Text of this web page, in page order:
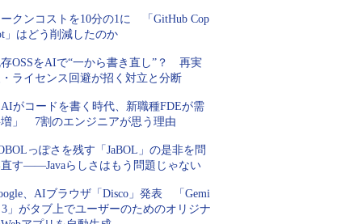
クンコストを10分の1に 「GitHub Cop
」はどう削減したのか
OSSをAIで“一から書き直し”？ 再実
ライセンス回避が招く対立と分断
がコードを書く時代、新職種FDEが需
」 7割のエンジニアが思う理由
っぽさを残す「JaBOL」の是非を問
す――Javaらしさはもう問題じゃない
、AIブラウザ「Disco」発表 「Gemi
」がタブ上でユーザーのためのオリジナ